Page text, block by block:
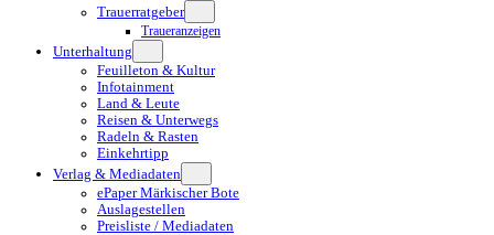
Trauerratgeber
Traueranzeigen
Unterhaltung
Feuilleton & Kultur
Infotainment
Land & Leute
Reisen & Unterwegs
Radeln & Rasten
Einkehrtipp
Verlag & Mediadaten
ePaper Märkischer Bote
Auslagestellen
Preisliste / Mediadaten